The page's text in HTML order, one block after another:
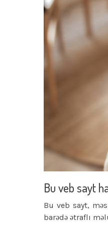
Bu veb sayt
Bu veb sayt,
barədə ətraflı